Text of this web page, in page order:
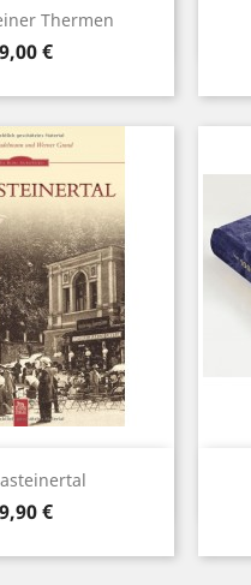
Thermen
€
€